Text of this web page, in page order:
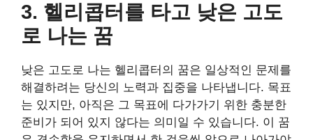
3. 헬리콥터를 타고 낮은 고도
로 나는 꿈
낮은 고도로 나는 헬리콥터의 꿈은 일상적인 문제를
해결하려는 당신의 노력과 집중을 나타냅니다. 목표
는 있지만, 아직은 그 목표에 다가가기 위한 충분한
준비가 되어 있지 않다는 의미일 수 있습니다. 이 꿈